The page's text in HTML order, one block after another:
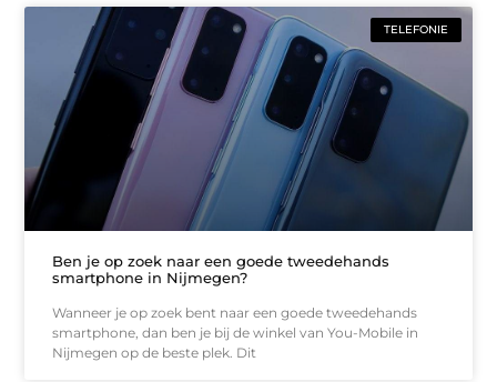
TELEFONIE
Ben je op zoek naar een goede tweedehands
smartphone in Nijmegen?
Wanneer je op zoek bent naar een goede tweedehands
smartphone, dan ben je bij de winkel van You-Mobile in
Nijmegen op de beste plek. Dit